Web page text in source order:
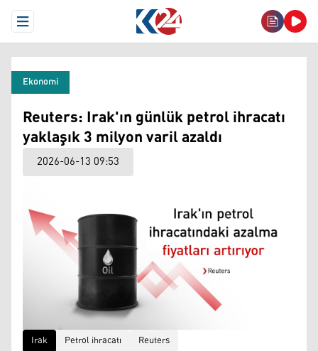
Open Menu
Ekonomi
Reuters: Irak'ın günlük petrol ihracatı
yaklaşık 3 milyon varil azaldı
2026-06-13 09:53
Irak Petrol ihracatı Reuters